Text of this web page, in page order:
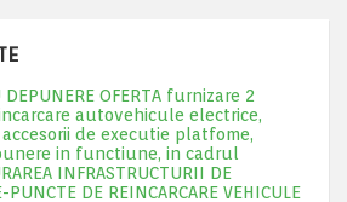
OFERTA furnizare 2
autovehicule electrice,
de executie platfome,
in functiune, in cadrul
INFRASTRUCTURII DE
PUNCTE DE REINCARCARE VEHICULE